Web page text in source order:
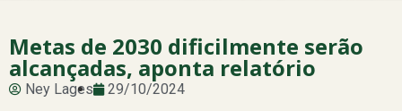
Metas de 2030 dificilmente serão
alcançadas, aponta relatório
Ney Lages 29/10/2024